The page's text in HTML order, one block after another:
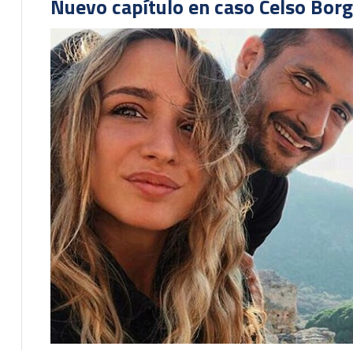
Nuevo capítulo en caso Celso